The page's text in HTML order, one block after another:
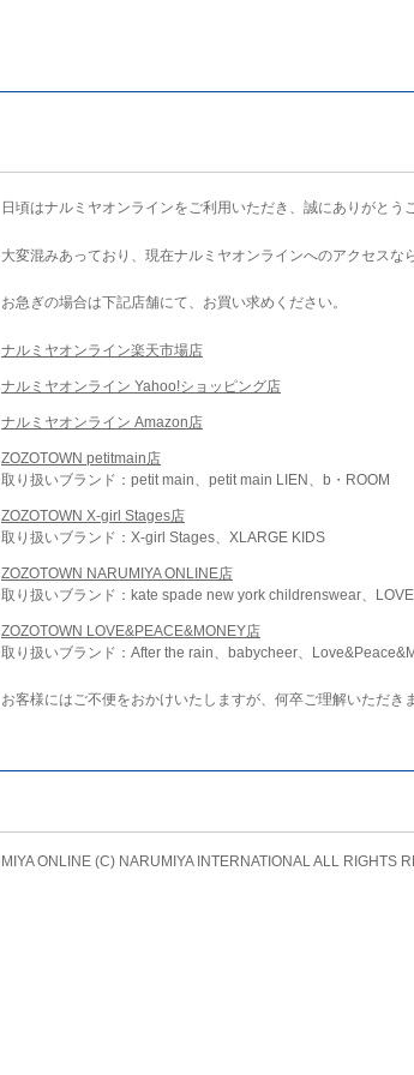
日頃はナルミヤオンラインをご利用いただき、誠にありがとう
大変混みあっており、現在ナルミヤオンラインへのアクセスな
お急ぎの場合は下記店舗にて、お買い求めください。
ナルミヤオンライン楽天市場店
ナルミヤオンライン Yahoo!ショッピング店
ナルミヤオンライン Amazon店
ZOZOTOWN petitmain店
取り扱いブランド：petit main、petit main LIEN、b・ROOM
ZOZOTOWN X-girl Stages店
取り扱いブランド：X-girl Stages、XLARGE KIDS
ZOZOTOWN NARUMIYA ONLINE店
取り扱いブランド：kate spade new york childrenswear、
ZOZOTOWN LOVE&PEACE&MONEY店
取り扱いブランド：After the rain、babycheer、
お客様にはご不便をおかけいたしますが、何卒ご理解いただき